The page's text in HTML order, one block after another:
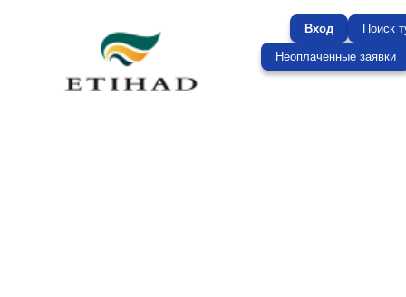
Вход Поиск
Неоплаченные заявки